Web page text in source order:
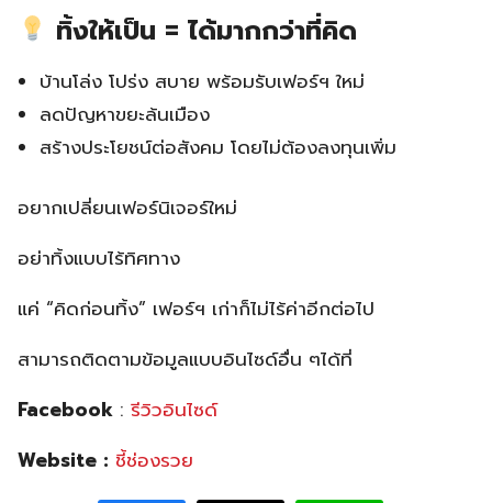
ทิ้งให้เป็น = ได้มากกว่าที่คิด
บ้านโล่ง โปร่ง สบาย พร้อมรับเฟอร์ฯ ใหม่
ลดปัญหาขยะล้นเมือง
สร้างประโยชน์ต่อสังคม โดยไม่ต้องลงทุนเพิ่ม
อยากเปลี่ยนเฟอร์นิเจอร์ใหม่
อย่าทิ้งแบบไร้ทิศทาง
แค่ “คิดก่อนทิ้ง” เฟอร์ฯ เก่าก็ไม่ไร้ค่าอีกต่อไป
สามารถติดตามข้อมูลแบบอินไซด์อื่น ๆได้ที่
Facebook : รีวิวอินไซด์
Website : ชี้ช่องรวย